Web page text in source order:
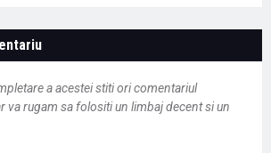
a acestei stiti ori comentariul
va rugam sa folositi un limbaj decent si un